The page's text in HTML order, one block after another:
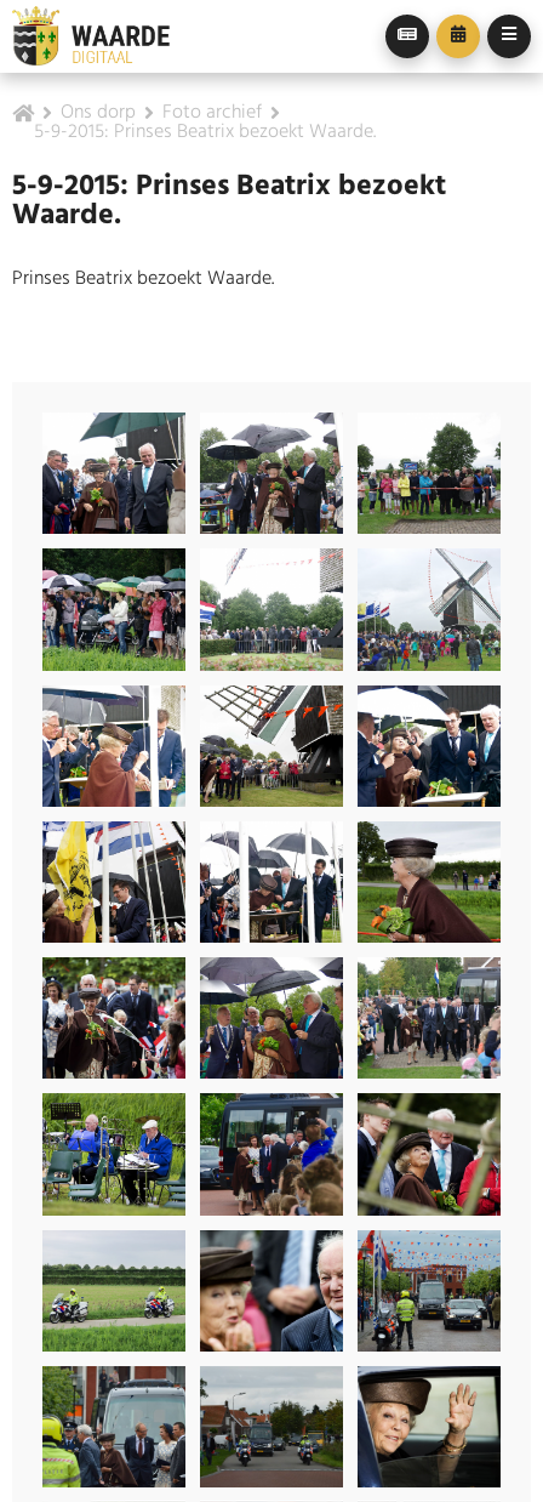
Ons dorp
Foto archief
5-9-2015: Prinses Beatrix bezoekt Waarde.
5-9-2015: Prinses Beatrix bezoekt
Waarde.
Prinses Beatrix bezoekt Waarde.